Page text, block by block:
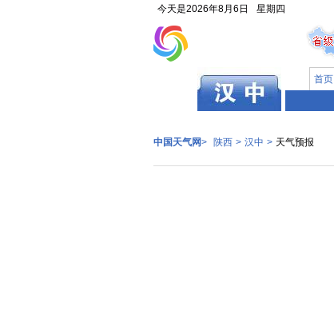
今天是2026年8月6日 星期四
首页
中国天气网> 陕西 > 汉中 > 天气预报